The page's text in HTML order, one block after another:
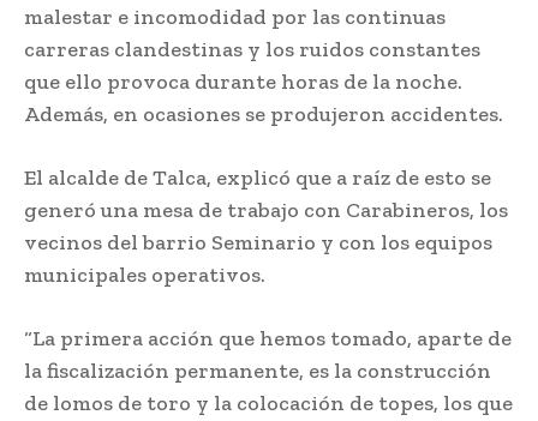
malestar e incomodidad por las continuas
carreras clandestinas y los ruidos constantes
que ello provoca durante horas de la noche.
Además, en ocasiones se produjeron accidentes.
El alcalde de Talca, explicó que a raíz de esto se
generó una mesa de trabajo con Carabineros, los
vecinos del barrio Seminario y con los equipos
municipales operativos.
“La primera acción que hemos tomado, aparte de
la fiscalización permanente, es la construcción
de lomos de toro y la colocación de topes, los que